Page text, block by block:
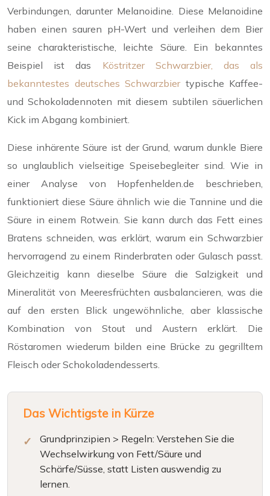
Verbindungen, darunter Melanoidine. Diese Melanoidine
haben einen sauren pH-Wert und verleihen dem Bier
seine charakteristische, leichte Säure. Ein bekanntes
Beispiel ist das Köstritzer Schwarzbier, das als
bekanntestes deutsches Schwarzbiertypische Kaffee-
und Schokoladennoten mit diesem subtilen säuerlichen
Kick im Abgang kombiniert.
Diese inhärente Säure ist der Grund, warum dunkle Biere
so unglaublich vielseitige Speisebegleiter sind. Wie in
einer Analyse von Hopfenhelden.de beschrieben,
funktioniert diese Säure ähnlich wie die Tannine und die
Säure in einem Rotwein. Sie kann durch das Fett eines
Bratens schneiden, was erklärt, warum ein Schwarzbier
hervorragend zu einem Rinderbraten oder Gulasch passt.
Gleichzeitig kann dieselbe Säure die Salzigkeit und
Mineralität von Meeresfrüchten ausbalancieren, was die
auf den ersten Blick ungewöhnliche, aber klassische
Kombination von Stout und Austern erklärt. Die
Röstaromen wiederum bilden eine Brücke zu gegrilltem
Fleisch oder Schokoladendesserts.
Das Wichtigste in Kürze
Grundprinzipien > Regeln: Verstehen Sie die
Wechselwirkung von Fett/Säure und
Schärfe/Süsse, statt Listen auswendig zu
lernen.